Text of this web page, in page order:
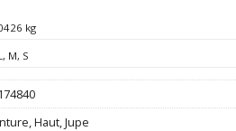
kg
, M, S
,Haut ,Jupe